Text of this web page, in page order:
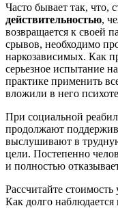
Часто бывает так, что,
действительностью,
возвращается к своей
срывов, необходимо
наркозависимых. Как
серьезное испытание
практике применить
вложили в него
При социальной
продолжают
выслушивают в
цели. Постепенно
и полностью
Рассчитайте стоимость
Как долго наблюдается